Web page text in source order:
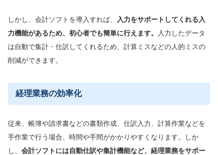
しかし、会計ソフトを導入すれば、 入力をサポートしてくれる入
力機能があるため、 初心者でも簡単に行えます。
入力したデータ
は自動で集計・仕訳してくれるため、計算ミスなどの人的ミスの
削減ができます。
経理業務の効率化
従来、帳簿や請求書などの書類作成、仕訳入力、計算作業などを
手作業で行う場合、時間や手間がかかりやすくなります。しか
し、 会計ソフトには自動仕訳や集計機能など、経理業務をサポー